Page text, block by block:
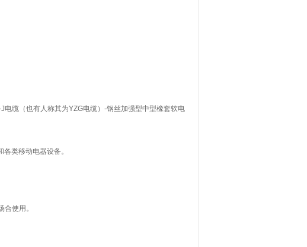
缆（也有人称其为YZG电缆）-钢丝加强型中型橡套软电
类移动电器设备。
使用。